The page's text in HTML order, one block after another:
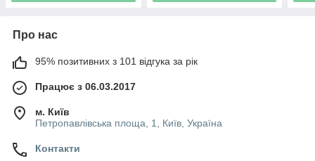
Про нас
95% позитивних з 101 відгука за рік
Працює з 06.03.2017
м. Київ
Петропавлівська площа, 1, Київ, Україна
Контакти